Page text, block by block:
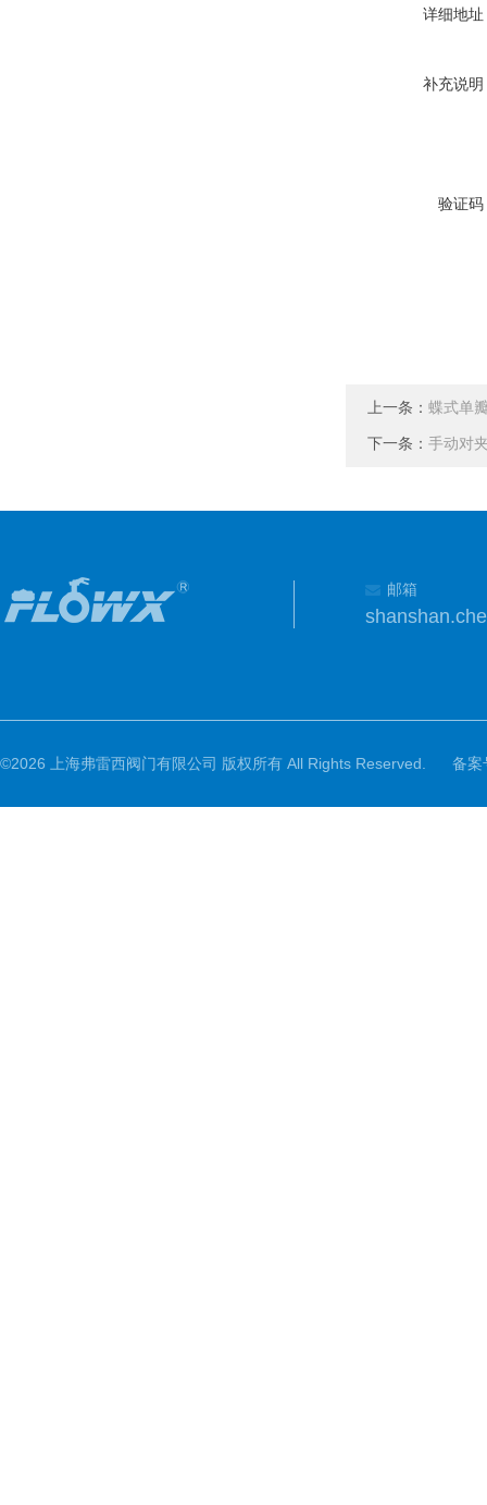
详细地址
补充说明
验证码
上一条： 蝶式单
下一条： 手动对
邮箱
©2026 上海弗雷西阀门有限公司 版权所有 All Rights Reserved. 备案